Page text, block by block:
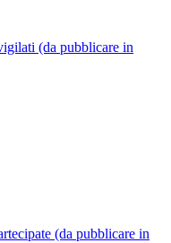
(da pubblicare in
(da pubblicare in